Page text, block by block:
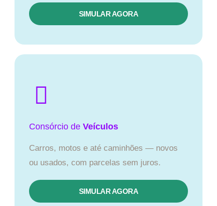
SIMULAR AGORA​
Consórcio de Veículos
Carros, motos e até caminhões — novos
ou usados, com parcelas sem juros.
SIMULAR AGORA